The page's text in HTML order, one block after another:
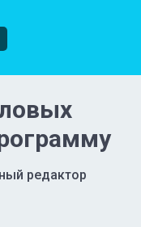
редактор